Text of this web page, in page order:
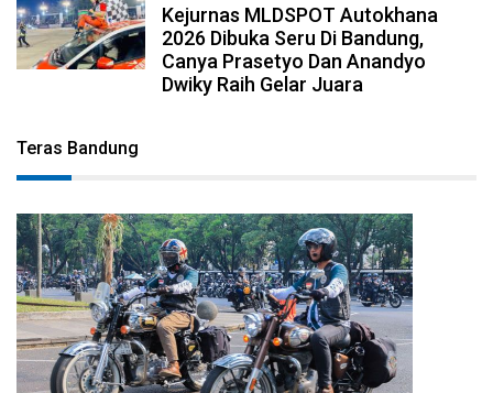
Kejurnas MLDSPOT Autokhana
2026 Dibuka Seru Di Bandung,
Canya Prasetyo Dan Anandyo
Dwiky Raih Gelar Juara
Teras Bandung